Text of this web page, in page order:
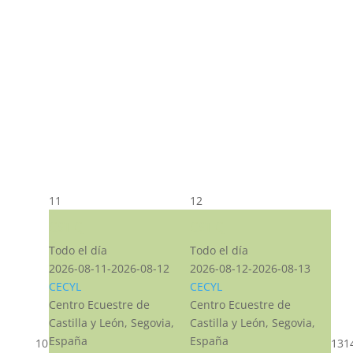
10
11
Todo el día
2026-08-11-2026-08-12
CECYL
Centro Ecuestre de
Castilla y León, Segovia,
España
12
Todo el día
2026-08-12-2026-08-13
CECYL
Centro Ecuestre de
Castilla y León, Segovia,
España
13